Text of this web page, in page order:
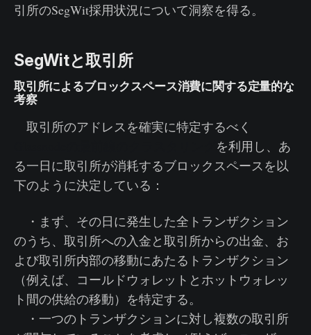
引所のSegWit採用状況について洞察を得る。
SegWitと取引所
取引所によるブロックスペース消費に関する定量的な
考察
取引所のアドレスを確実に特定するべく
を利用し、あ
る一日に取引所が消耗するブロックスペースを以
下のように決定している：
・まず、その日に発生した全トランザクション
のうち、取引所への入金と取引所からの出金、お
よび取引所内部の移動にあたるトランザクション
（例えば、コールドウォレットとホットウォレッ
ト間の供給の移動）を特定する。
・一つのトランザクションに対し複数の取引所